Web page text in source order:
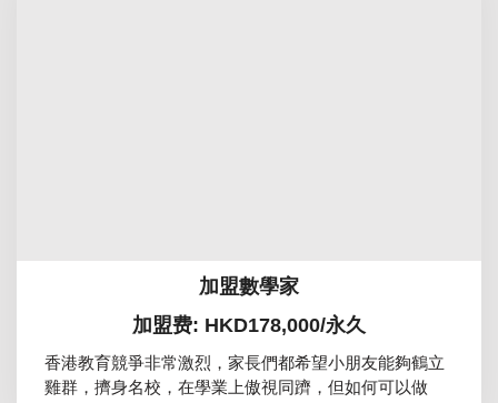
加盟數學家
加盟费: HKD178,000/永久
香港教育競爭非常激烈，家長們都希望小朋友能夠鶴立
雞群，擠身名校，在學業上傲視同躋，但如何可以做